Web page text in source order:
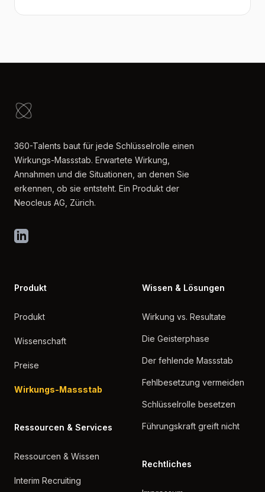
360-Talents baut für jede Schlüsselrolle einen
Wirkungs-Massstab. Erwartete Wirkung,
Annahmen und die Situationen, an denen Sie
erkennen, ob sie entsteht. Ein Produkt der
Neocleus AG, Zürich.
LinkedIn
Produkt
Produkt
Wissenschaft
Preise
Wirkungs-Massstab
Ressourcen & Services
Ressourcen & Wissen
Interim Recruiting
Wissen & Lösungen
Wirkung vs. Resultate
Die Geisterphase
Der fehlende Massstab
Fehlbesetzung vermeiden
Schlüsselrolle besetzen
Führungskraft greift nicht
Rechtliches